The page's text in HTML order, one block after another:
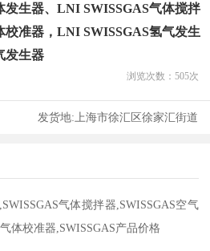
发生器、LNI SWISSGAS气体搅拌
准器，LNI SWISSGAS氢气发生
发生器
浏览次数： 505次
发货地:上海市徐汇区徐家汇街道
气体搅拌器,SWISSGAS空气
体校准器,SWISSGAS产品价格